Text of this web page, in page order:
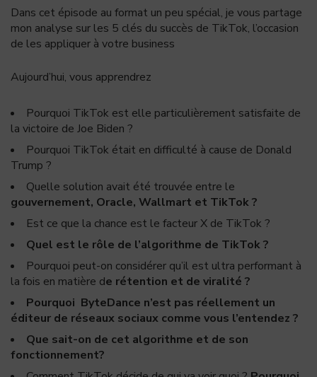
Dans cet épisode au format un peu spécial, je vous partage
mon analyse sur les 5 clés du succès de TikTok, l’occasion
de les appliquer à votre business
Aujourd’hui, vous apprendrez
Pourquoi TikTok est elle particulièrement satisfaite de
la victoire de Joe Biden ?
Pourquoi TikTok était en difficulté à cause de Donald
Trump ?
Quelle solution avait été trouvée entre le
gouvernement, Oracle, Wallmart et TikTok ?
Est ce que la chance est le facteur X de TikTok ?
Quel est le rôle de l’algorithme de TikTok ?
Pourquoi peut-on considérer qu’il est ultra performant à
la fois en matière de rétention et de viralité ?
Pourquoi ByteDance n’est pas réellement un
éditeur de réseaux sociaux comme vous l’entendez ?
Que sait-on de cet algorithme et de son
fonctionnement?